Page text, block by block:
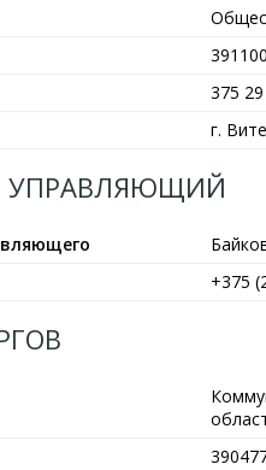
375
г.
УПРАВЛЯЮЩИЙ
+375